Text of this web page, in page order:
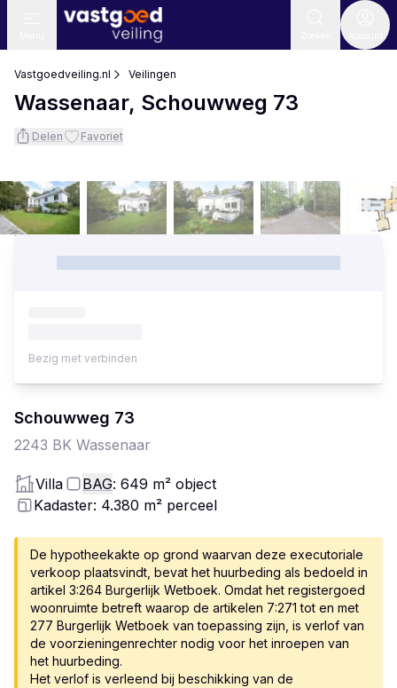
Vastgoedveiling.nl Veilingen
Wassenaar, Schouwweg 73
Delen Favoriet
Schouwweg 73
2243 BK Wassenaar
Villa BAG: 649 m² object
Kadaster: 4.380 m² perceel
De hypotheekakte op grond waarvan deze executoriale
verkoop plaatsvindt, bevat het huurbeding als bedoeld in
artikel 3:264 Burgerlijk Wetboek. Omdat het registergoed
woonruimte betreft waarop de artikelen 7:271 tot en met
277 Burgerlijk Wetboek van toepassing zijn, is verlof van
de voorzieningenrechter nodig voor het inroepen van
het huurbeding.
Het verlof is verleend bij beschikking van de
Bezig met verbinden